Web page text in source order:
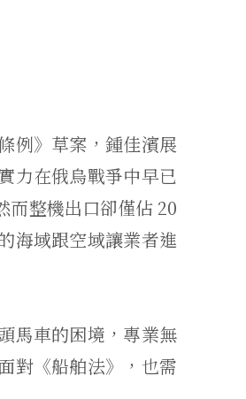
例》草案，鍾佳濱展
力在俄烏戰爭中早已
而整機出口卻僅佔 20
海域跟空域讓業者進
馬車的困境，專業無
對《船舶法》，也需